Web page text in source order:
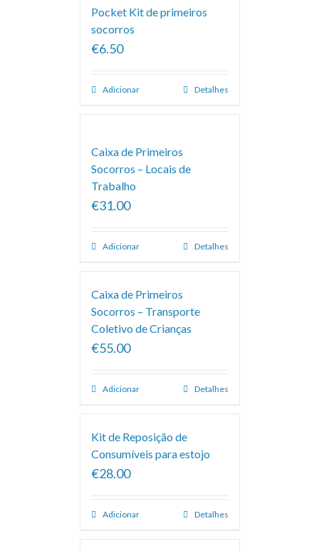
Pocket Kit de primeiros
socorros
€6.50
Adicionar Detalhes
Caixa de Primeiros
Socorros – Locais de
Trabalho
€31.00
Adicionar Detalhes
Caixa de Primeiros
Socorros – Transporte
Coletivo de Crianças
€55.00
Adicionar Detalhes
Kit de Reposição de
Consumíveis para estojo
€28.00
Adicionar Detalhes